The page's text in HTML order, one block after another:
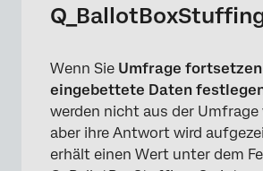
Wenn Sie Umfrage
eingebettete Daten
werden nicht aus der Umfrage
aber ihre Antwort wird
erhält einen Wert unter dem